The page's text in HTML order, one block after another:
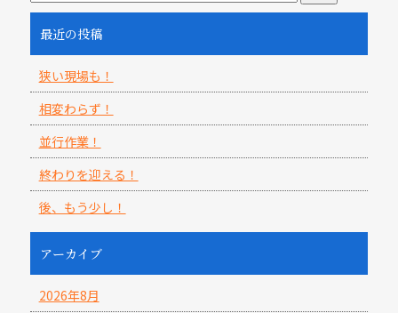
最近の投稿
狭い現場も！
相変わらず！
並行作業！
終わりを迎える！
後、もう少し！
アーカイブ
2026年8月